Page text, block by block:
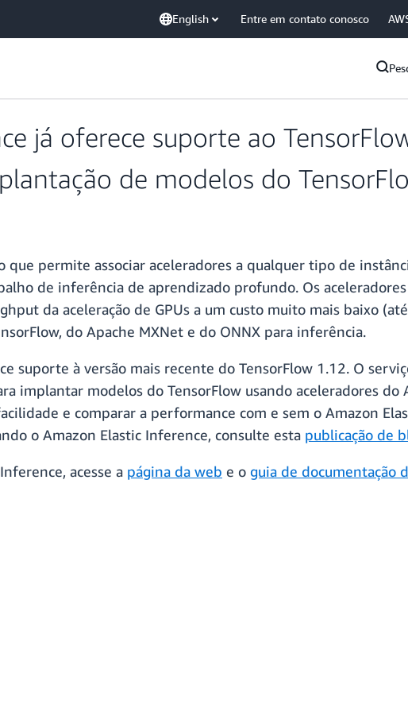
English Entre em contato conosco
já oferece suporte ao
de modelos do
que permite associar aceleradores a qualquer tipo de
de inferência de aprendizado profundo. Os
da aceleração de GPUs a um custo muito mais baixo
do Apache MXNet e do ONNX para inferência.
suporte à versão mais recente do TensorFlow 1.12. O
implantar modelos do TensorFlow usando aceleradores do
e comparar a performance com e sem o Amazon
o Amazon Elastic Inference, consulte esta publicação de
acesse a página da web e o guia de documentação